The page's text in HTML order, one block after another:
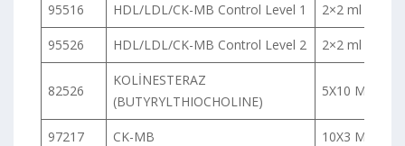
95516 HDL/LDL/CK-MB Control Level 1 2×2 ml
95526 HDL/LDL/CK-MB Control Level 2 2×2 ml
82526
KOLİNESTERAZ
(BUTYRYLTHIOCHOLINE)
5X10 ML
97217 CK-MB 10X3 ML